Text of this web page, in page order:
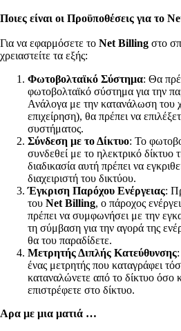
Ποιες είναι οι Προϋποθέσεις για το
Για να εφαρμόσετε το Net Billing στο
χρειαστείτε τα εξής:
Φωτοβολταϊκό Σύστημα: Θα
φωτοβολταϊκό σύστημα για την
Ανάλογα με την κατανάλωση του
επιχείρηση), θα πρέπει να
συστήματος.
Σύνδεση με το Δίκτυο: Το
συνδεθεί με το ηλεκτρικό δίκτυο
διαδικασία αυτή πρέπει να
διαχειριστή του δικτύου.
Έγκριση Παρόχου Ενέργειας:
του Net Billing, ο πάροχος
πρέπει να συμφωνήσει με την
τη σύμβαση για την αγορά της
θα του παραδίδετε.
Μετρητής Διπλής Κατεύθυνσης
ένας μετρητής που καταγράφει
καταναλώνετε από το δίκτυο όσο
επιστρέφετε στο δίκτυο.
Αρα με μια ματιά …